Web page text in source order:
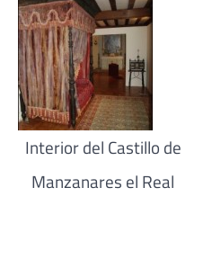
Interior del Castillo de
Manzanares el Real